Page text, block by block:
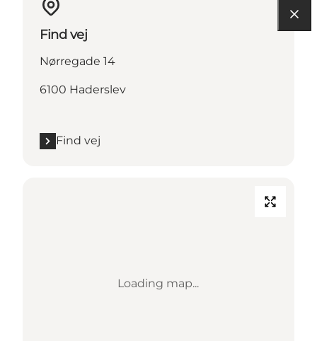
Find vej
Nørregade 14
6100 Haderslev
Find vej
Loading map...